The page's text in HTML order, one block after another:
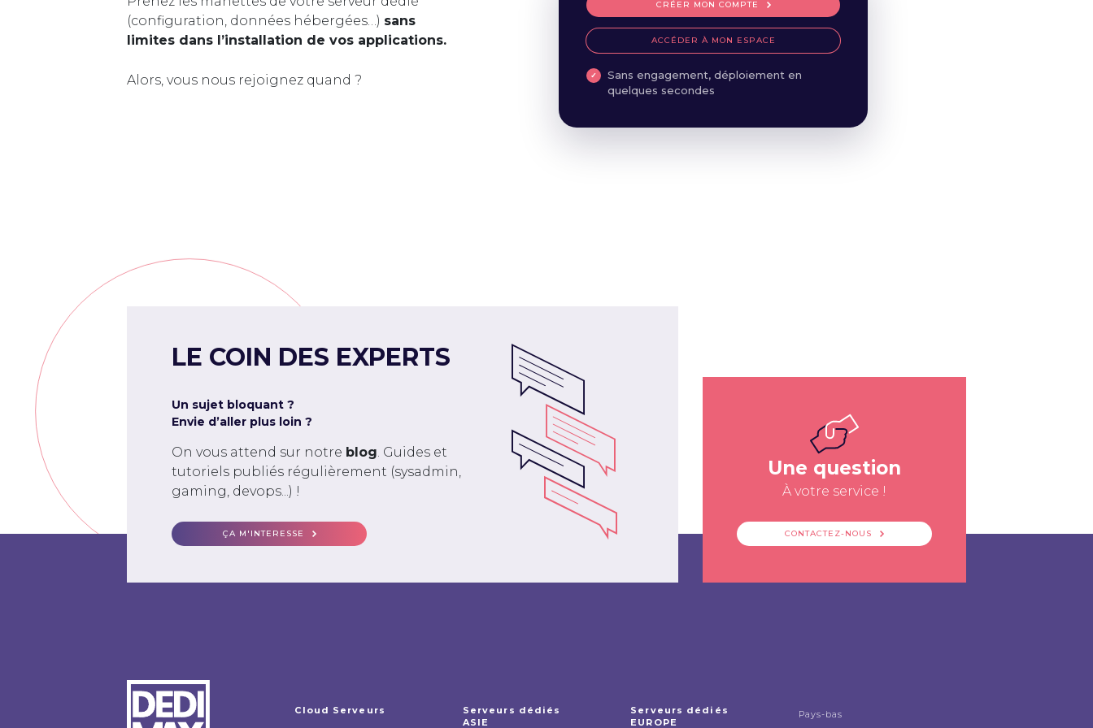
(configuration, données hébergées…) sans
limites dans l’installation de vos applications.
Alors, vous nous rejoignez quand ?
CRÉER MON COMPTE
ACCÉDER À MON ESPACE
Sans engagement, déploiement en
quelques secondes
LE COIN DES EXPERTS
Un sujet bloquant ?
Envie d’aller plus loin ?
On vous attend sur notre blog . Guides et
tutoriels publiés régulièrement (sysadmin,
gaming, devops...) !
ÇA M'INTERESSE
Une question
À votre service !
CONTACTEZ-NOUS
Cloud Serveurs
Serveurs dédiés
ASIE
Serveurs dédiés
EUROPE
Pays-bas